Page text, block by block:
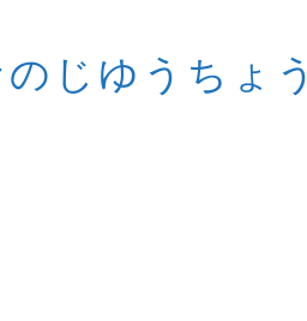
じゆうちょう